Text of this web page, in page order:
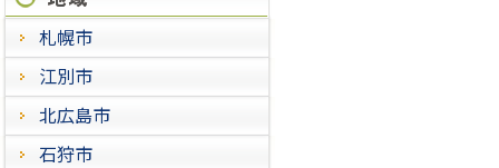
札幌市
江別市
北広島市
石狩市